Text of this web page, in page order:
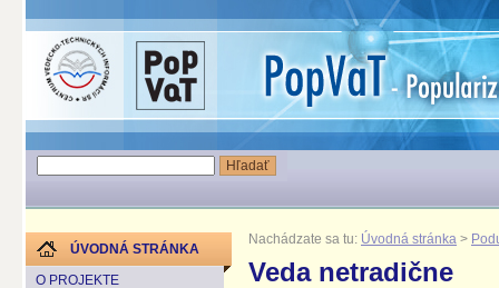
ÚVODNÁ STRÁNKA
O PROJEKTE
Nachádzate sa tu: Úvodná stránka >
Veda netradične